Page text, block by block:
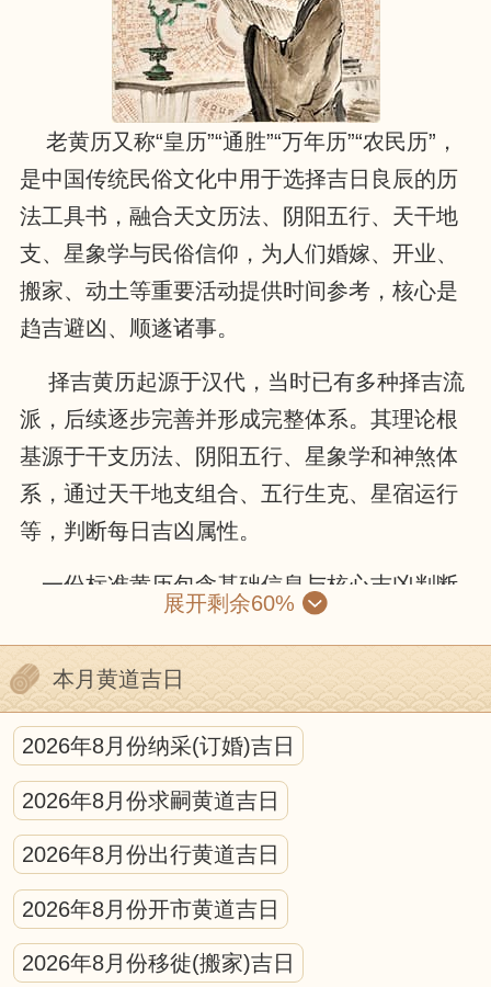
老黄历又称“皇历”“通胜”“万年历”“农民历”，
是中国传统民俗文化中用于选择吉日良辰的历
法工具书，融合天文历法、阴阳五行、天干地
支、星象学与民俗信仰，为人们婚嫁、开业、
搬家、动土等重要活动提供时间参考，核心是
趋吉避凶、顺遂诸事。
择吉黄历起源于汉代，当时已有多种择吉流
派，后续逐步完善并形成完整体系。其理论根
基源于干支历法、阴阳五行、星象学和神煞体
系，通过天干地支组合、五行生克、星宿运行
等，判断每日吉凶属性。
一份标准黄历包含基础信息与核心吉凶判断
两部分。基础信息有公历与农历对照、干支纪
年、节气节日和生肖属相；核心部分则包括黄
道黑道、十二建星、二十八星宿和冲煞信息。
黄道吉日由黄道六神值日，诸事顺遂；黑道凶
日则需谨慎。十二建星循环值日，各有适配场
景，是宜忌判断的核心。冲煞信息需避开与核
心参与人生肖、活动方位的冲突。
使用黄历需遵循“事为先、俗为纲、合己
身”原则：先明确活动性质，筛选宜办事项的日
期，避开冲煞与强凶标注，再结合现实时间、
展开剩余60%
本月黄道吉日
2026年8月份纳采(订婚)吉日
2026年8月份求嗣黄道吉日
2026年8月份出行黄道吉日
2026年8月份开市黄道吉日
2026年8月份移徙(搬家)吉日